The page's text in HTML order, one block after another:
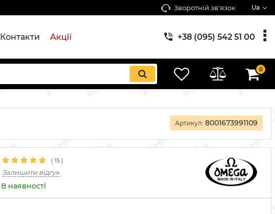
Зворотній зв'язок Ua
Контакти Акції +38 (095) 542 51 00
0
Артикул: 8001673991109
( 15 )
Залишити відгук
В наявності